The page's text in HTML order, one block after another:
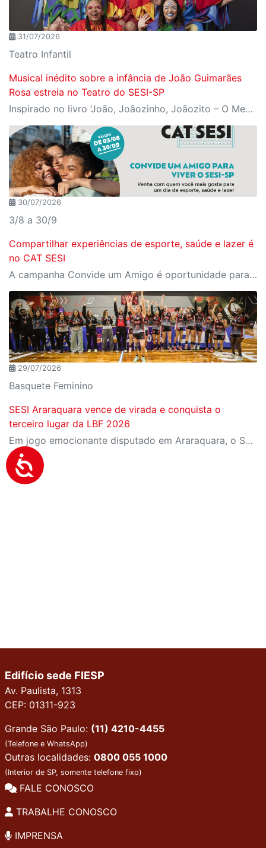
31/07/2026
Teatro Infantil
Musical inédito sobre a infância de João Guimarães
Rosa estreia no Teatro do SESI-SP
Inspirado no livro ‘João, Joãozinho, Joãozito – O Menino Encantado’, de Claudio Fragata, com direção e dramaturgia de Márcio Araújo, espetáculo acompanha os primeiros anos de vida do escritor mineiro e transforma sua infância em uma celebração da imaginação, da leitura e da cultura popular brasileira
30/07/2026
3/8 a 30/9
Compartilhar experiências de esporte, saúde e lazer é
no CAT SESI
A campanha Convide um Amigo é oportunidade para reunir amigos para aproveitar juntos toda estrutura da unidade SESI-SP mais próxima. Os benefícios para clientes e convidados estão no regulamento
29/07/2026
Basquete Feminino
SESI Araraquara vence de virada e conquista o
terceiro lugar da LBF 2026
Em jogo emocionante disputado em Araraquara, o SESI Araraquara Basquete superou um déficit de quase 20 pontos, contou com o apoio massivo da torcida e derrotou o Cerrado BRB por 77 a 71, conquistando o terceiro lugar da LBF Loterias Caixa 2026
Edifício sede FIESP
Av. Paulista, 1313
CEP: 01311-923
Grande São Paulo: (11) 4210-4455
(Telefone e WhatsApp)
Outras localidades: 0800 055 1000
(Interior de SP, somente telefone fixo)
FALE CONOSCO
TRABALHE CONOSCO
IMPRENSA